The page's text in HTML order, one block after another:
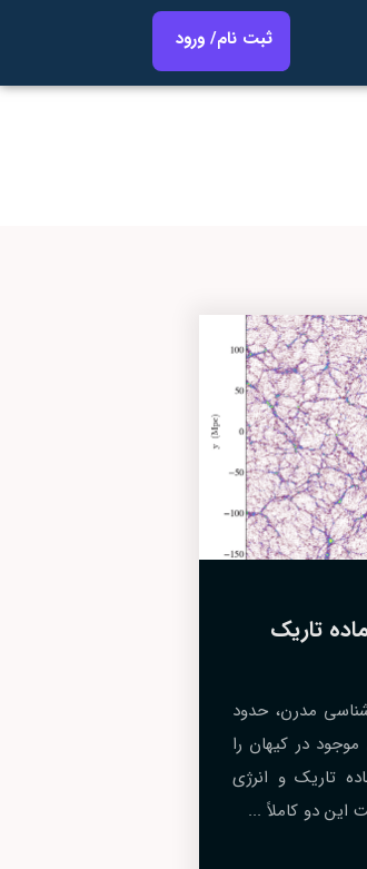
ثبت نام/ ورود
تاریک
مدرن، حدود
موجود در کیهان را
تاریک و انرژی
دو کاملاً ...